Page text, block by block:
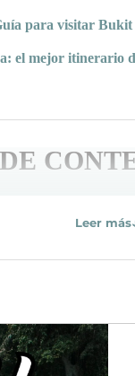
para visitar
el mejor itinerario
Leer más